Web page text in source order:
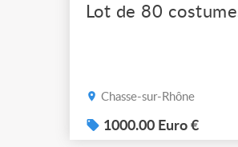
Chasse-sur-Rhône
1000.00 Euro €